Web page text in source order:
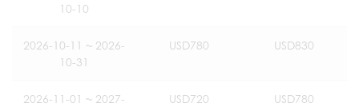
10-10
2026-10-11 ~ 2026-
10-31
USD780 USD830
2026-11-01 ~ 2027-
USD720 USD780